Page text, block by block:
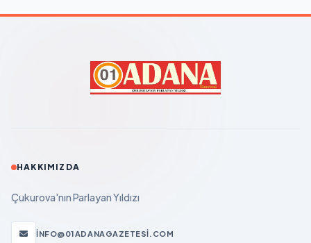
HAKKIMIZDA
Çukurova'nın Parlayan Yıldızı
INFO@01ADANAGAZETESI.COM